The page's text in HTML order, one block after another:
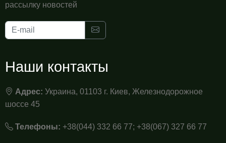
рассылку новостей
Наши контакты
Адрес: Украина, 01103 г. Киев, Железнодорожное
шоссе 45
Телефоны: +38(044) 332 66 77; +38(067) 327 66 77